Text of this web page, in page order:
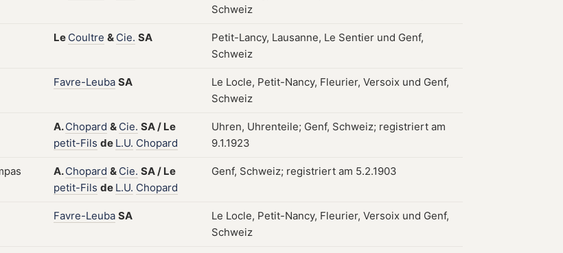
Schweiz
Le Coultre & Cie. SA
Petit-Lancy, Lausanne, Le Sentier und Genf,
Schweiz
Favre-Leuba SA
Le Locle, Petit-Nancy, Fleurier, Versoix und Genf,
Schweiz
A.Chopard & Cie. SA/ Le
petit-Fils de L.U. Chopard
Uhren, Uhrenteile; Genf, Schweiz; registriert am
9.1.1923
A.Chopard & Cie. SA/ Le
petit-Fils de L.U. Chopard
Genf, Schweiz; registriert am 5.2.1903
Favre-Leuba SA
Le Locle, Petit-Nancy, Fleurier, Versoix und Genf,
Schweiz